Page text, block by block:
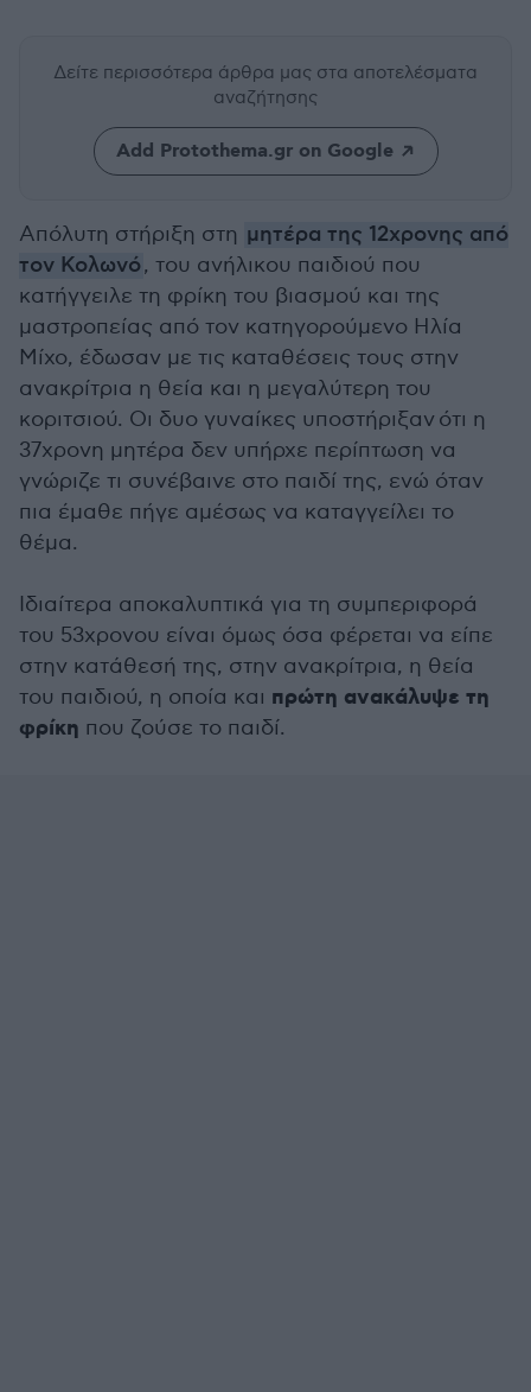
Δείτε περισσότερα άρθρα μας στα αποτελέσματα
αναζήτησης
Add Protothema.gr on Google
Απόλυτη στήριξη στη μητέρα της 12χρονης από
τον Κολωνό, του ανήλικου παιδιού που
κατήγγειλε τη φρίκη του βιασμού και της
μαστροπείας από τον κατηγορούμενο Ηλία
Μίχο, έδωσαν με τις καταθέσεις τους στην
ανακρίτρια η θεία και η μεγαλύτερη του
κοριτσιού. Οι δυο γυναίκες υποστήριξαν ότι η
37χρονη μητέρα δεν υπήρχε περίπτωση να
γνώριζε τι συνέβαινε στο παιδί της, ενώ όταν
πια έμαθε πήγε αμέσως να καταγγείλει το
θέμα.
Ιδιαίτερα αποκαλυπτικά για τη συμπεριφορά
του 53χρονου είναι όμως όσα φέρεται να είπε
στην κατάθεσή της, στην ανακρίτρια, η θεία
του παιδιού, η οποία και πρώτη ανακάλυψε τη
φρίκη που ζούσε το παιδί.